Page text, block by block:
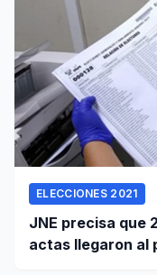
ELECCIONES 2021
JNE precisa que
actas llegaron al